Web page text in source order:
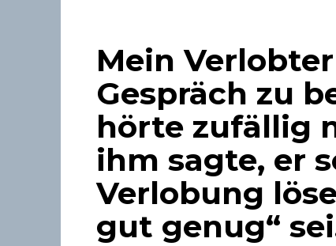
Mein
Gespräch zu
hörte zufällig
ihm sagte, er
Verlobung
gut genug“